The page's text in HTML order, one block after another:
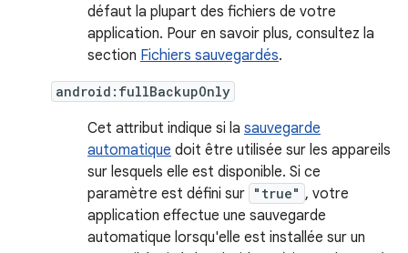
défaut la plupart des fichiers de votre
application. Pour en savoir plus, consultez la
section Fichiers sauvegardés.
android:fullBackupOnly
Cet attribut indique si la sauvegarde
automatique doit être utilisée sur les appareils
sur lesquels elle est disponible. Si ce
paramètre est défini sur "true" , votre
application effectue une sauvegarde
automatique lorsqu'elle est installée sur un